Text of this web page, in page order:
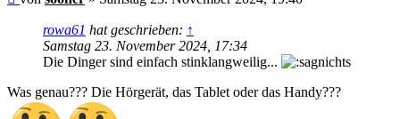
rowa61 hat geschrieben: ↑
Samstag 23. November 2024, 17:34
Die Dinger sind einfach stinklangweilig...
Was genau??? Die Hörgerät, das Tablet oder das Handy???